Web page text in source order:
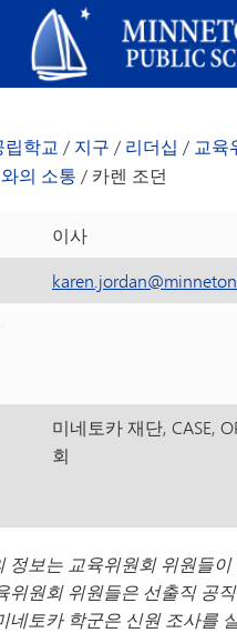
토카 공립학교
학교 / 지구 / 리더십 / 교육
의 소통 / 카렌 조던
이사
미네토카 재단, CASE,
회
정보는 교육위원회 위원들
위원회 위원들은 선출직 공
네토카 학군은 신원 조사를